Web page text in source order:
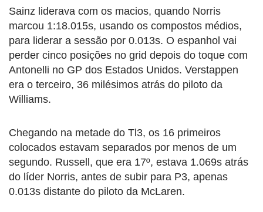
Sainz liderava com os macios, quando Norris
marcou 1:18.015s, usando os compostos médios,
para liderar a sessão por 0.013s. O espanhol vai
perder cinco posições no grid depois do toque com
Antonelli no GP dos Estados Unidos. Verstappen
era o terceiro, 36 milésimos atrás do piloto da
Williams.
Chegando na metade do Tl3, os 16 primeiros
colocados estavam separados por menos de um
segundo. Russell, que era 17º, estava 1.069s atrás
do líder Norris, antes de subir para P3, apenas
0.013s distante do piloto da McLaren.